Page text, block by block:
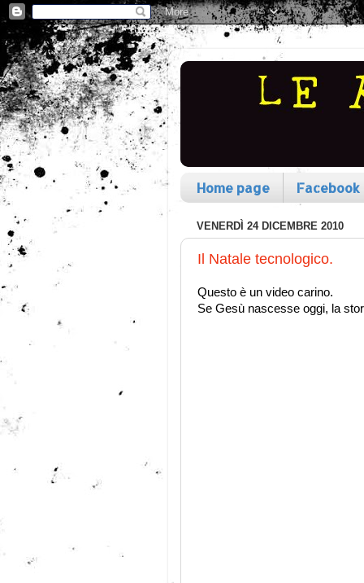
Home page Facebook
VENERDÌ 24 DICEMBRE 2010
Il Natale tecnologico.
Questo è un video carino.
Se Gesù nascesse oggi, la